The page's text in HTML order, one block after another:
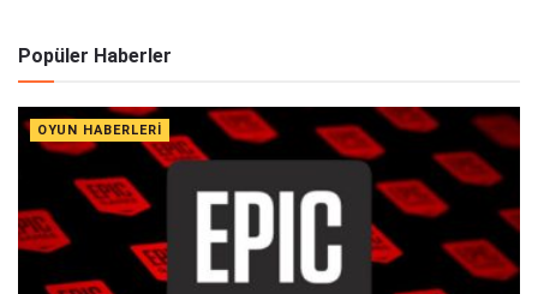
Popüler Haberler
OYUN HABERLERI